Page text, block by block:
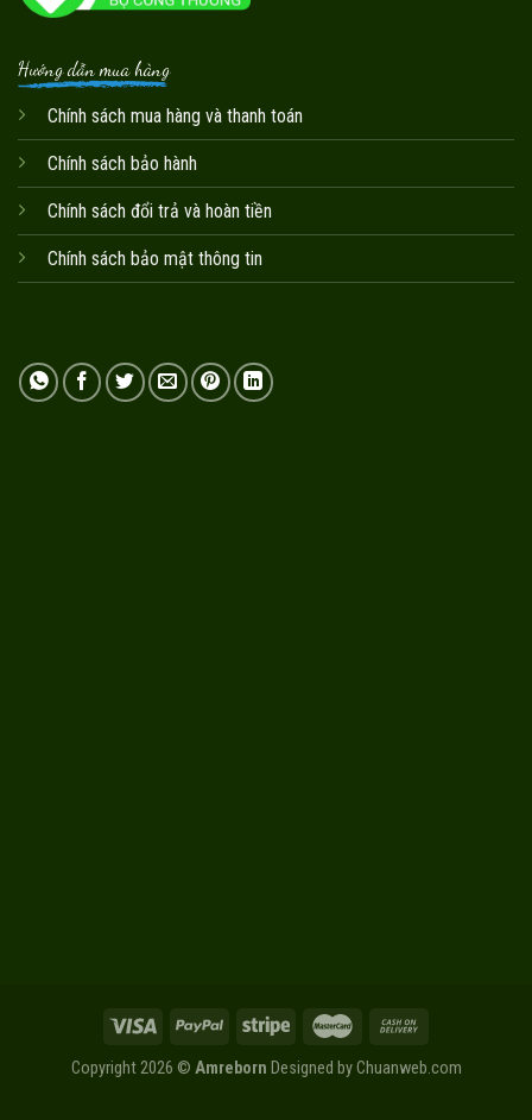
Hướng dẫn mua hàng
Chính sách mua hàng và thanh toán
Chính sách bảo hành
Chính sách đổi trả và hoàn tiền
Chính sách bảo mật thông tin
Copyright 2026 © Amreborn Designed byChuanweb.com